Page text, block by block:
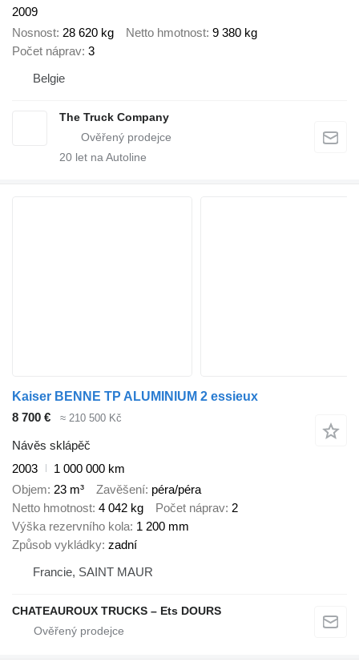
2009
Nosnost 28 620 kg Netto hmotnost 9 380 kg
Počet náprav 3
Belgie
The Truck Company
20 let na Autoline
Kaiser BENNE TP ALUMINIUM 2 essieux
8 700 €
≈ 210 500 Kč
Návěs sklápěč
2003
1 000 000 km
Objem 23 m³ Zavěšení péra/péra
Netto hmotnost 4 042 kg Počet náprav 2
Výška rezervního kola 1 200 mm
Způsob vykládky zadní
Francie, SAINT MAUR
CHATEAUROUX TRUCKS – Ets DOURS